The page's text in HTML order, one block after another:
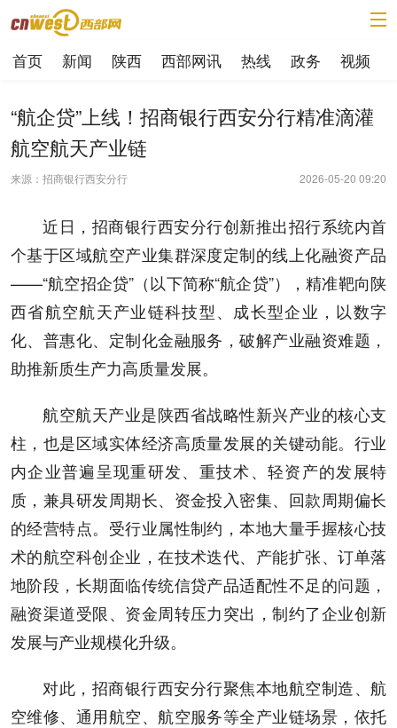
首页 新闻 陕西 西部网讯 热线 政务 视频
“航企贷”上线！招商银行西安分行精准滴灌
航空航天产业链
来源：招商银行西安分行 2026-05-20 09:20
近日，招商银行西安分行创新推出招行系统内首
个基于区域航空产业集群深度定制的线上化融资产品
——“航空招企贷”（以下简称“航企贷”），精准靶向陕
西省航空航天产业链科技型、成长型企业，以数字
化、普惠化、定制化金融服务，破解产业融资难题，
助推新质生产力高质量发展。
航空航天产业是陕西省战略性新兴产业的核心支
柱，也是区域实体经济高质量发展的关键动能。行业
内企业普遍呈现重研发、重技术、轻资产的发展特
质，兼具研发周期长、资金投入密集、回款周期偏长
的经营特点。受行业属性制约，本地大量手握核心技
术的航空科创企业，在技术迭代、产能扩张、订单落
地阶段，长期面临传统信贷产品适配性不足的问题，
融资渠道受限、资金周转压力突出，制约了企业创新
发展与产业规模化升级。
对此，招商银行西安分行聚焦本地航空制造、航
空维修、通用航空、航空服务等全产业链场景，依托